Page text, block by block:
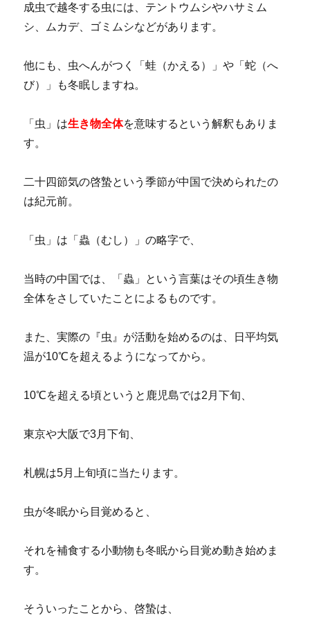
成虫で越冬する虫には、テントウムシやハサミム
シ、ムカデ、ゴミムシなどがあります。
他にも、虫へんがつく「蛙（かえる）」や「蛇（へ
び）」も冬眠しますね。
「虫」は生き物全体を意味するという解釈もありま
す。
二十四節気の啓蟄という季節が中国で決められたの
は紀元前。
「虫」は「蟲（むし）」の略字で、
当時の中国では、「蟲」という言葉はその頃生き物
全体をさしていたことによるものです。
また、実際の『虫』が活動を始めるのは、日平均気
温が10℃を超えるようになってから。
10℃を超える頃というと鹿児島では2月下旬、
東京や大阪で3月下旬、
札幌は5月上旬頃に当たります。
虫が冬眠から目覚めると、
それを補食する小動物も冬眠から目覚め動き始めま
す。
そういったことから、啓蟄は、